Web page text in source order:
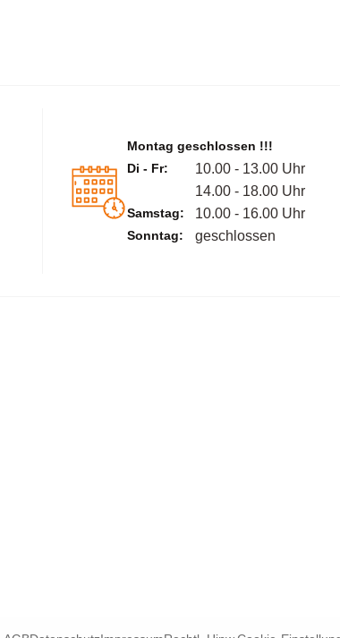
Montag geschlossen !!!
Di - Fr:
10.00 - 13.00 Uhr
14.00 - 18.00 Uhr
Samstag: 10.00 - 16.00 Uhr
Sonntag: geschlossen